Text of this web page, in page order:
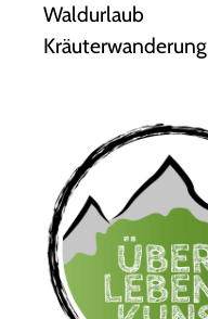
Waldurlaub
Kräuterwanderung